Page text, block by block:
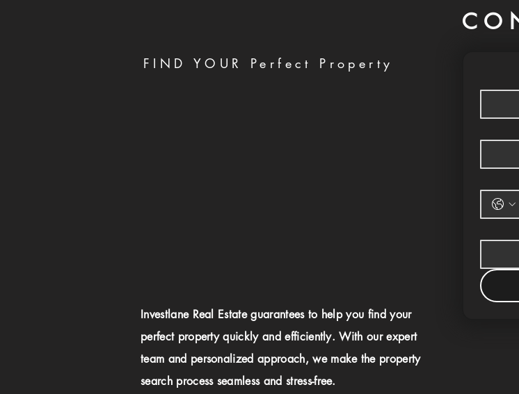
FIND YOUR Perfect Property
Investlane Real Estate guarantees to help you find your
perfect property quickly and efficiently. With our expert
team and personalized approach, we make the property
search process seamless and stress-free.